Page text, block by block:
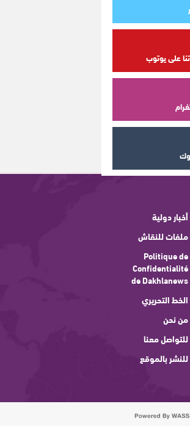
على يوتوب
أخبار دولية
ملفات للنقاش
Politique de
Confidentialité
de Dakhlanews
الخط التحريري
من نحن
للتواصل معنا
للنشر بالموقع